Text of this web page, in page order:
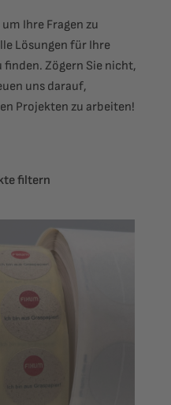
Ihre Fragen zu
Lösungen für Ihre
finden. Zögern Sie nicht,
uns darauf,
Projekten zu arbeiten!
filtern